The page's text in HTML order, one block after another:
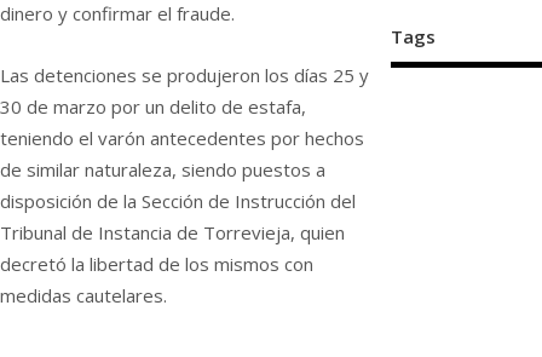
dinero y confirmar el fraude.
Las detenciones se produjeron los días 25 y
30 de marzo por un delito de estafa,
teniendo el varón antecedentes por hechos
de similar naturaleza, siendo puestos a
disposición de la Sección de Instrucción del
Tribunal de Instancia de Torrevieja, quien
decretó la libertad de los mismos con
medidas cautelares.
Tags